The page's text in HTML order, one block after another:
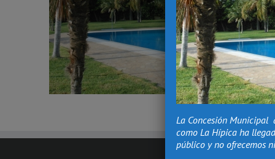
La Concesión Municipal
como La Hípica ha
público y no ofrecemos